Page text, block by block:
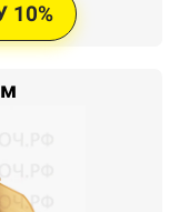
10%